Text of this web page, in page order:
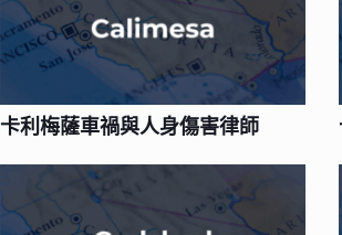
卡利梅薩車禍與人身傷害律師